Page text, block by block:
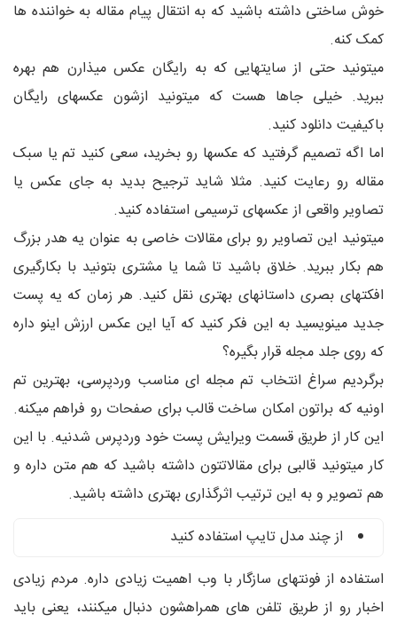
خوش ساختی داشته باشید که به انتقال پیام مقاله به خواننده ها
کمک کنه.
میتونید حتی از سایتهایی که به رایگان عکس میذارن هم بهره
ببرید. خیلی جاها هست که میتونید ازشون عکسهای رایگان
باکیفیت دانلود کنید.
اما اگه تصمیم گرفتید که عکسها رو بخرید، سعی کنید تم یا سبک
مقاله رو رعایت کنید. مثلا شاید ترجیح بدید به جای عکس یا
تصاویر واقعی از عکسهای ترسیمی استفاده کنید.
میتونید این تصاویر رو برای مقالات خاصی به عنوان یه هدر بزرگ
هم بکار ببرید. خلاق باشید تا شما یا مشتری بتونید با بکارگیری
افکتهای بصری داستانهای بهتری نقل کنید. هر زمان که یه پست
جدید مینویسید به این فکر کنید که آیا این عکس ارزش اینو داره
که روی جلد مجله قرار بگیره؟
برگردیم سراغ انتخاب تم مجله ای مناسب وردپرسی، بهترین تم
اونیه که براتون امکان ساخت قالب برای صفحات رو فراهم میکنه.
این کار از طریق قسمت ویرایش پست خود وردپرس شدنیه. با این
کار میتونید قالبی برای مقالاتتون داشته باشید که هم متن داره و
هم تصویر و به این ترتیب اثرگذاری بهتری داشته باشید.
از چند مدل تایپ استفاده کنید
استفاده از فونتهای سازگار با وب اهمیت زیادی داره. مردم زیادی
اخبار رو از طریق تلفن های همراهشون دنبال میکنند، یعنی باید